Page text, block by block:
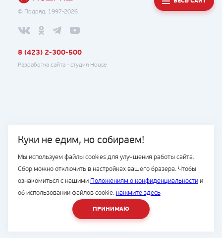
Куки не едим, но собираем!
Мы используем файлы cookies для улучшения работы сайта.
Сбор можно отключить в настройках вашего бразера. Чтобы
ознакомиться с нашими Положениям о конфиденциальностии
об использовании файлов cookie. нажмите здесь
ПРИНИМАЮ
© Подряд, 1997-2026
8 (423) 2-300-500
Разработка сайта - студия House